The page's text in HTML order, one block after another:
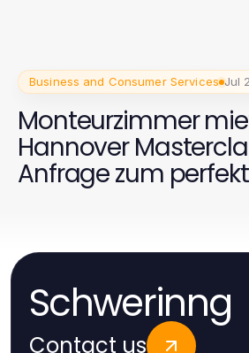
Business and Consumer Services Jul
Monteurzimmer
Hannover
Anfrage zum
Schwerinng
Contact us